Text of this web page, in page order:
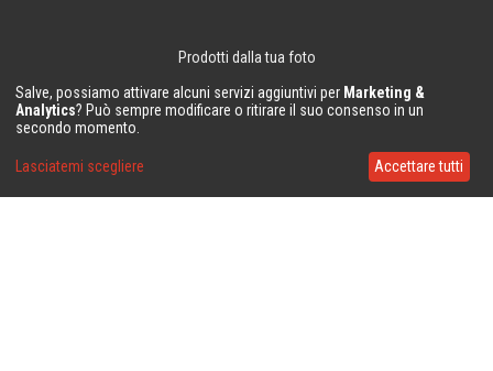
Prodotti dalla tua foto
Metylan Direct
Salve, possiamo attivare alcuni servizi aggiuntivi per Marketing &
Analytics? Può sempre modificare o ritirare il suo consenso in un
secondo momento.
Lasciatemi scegliere Accettare tutti